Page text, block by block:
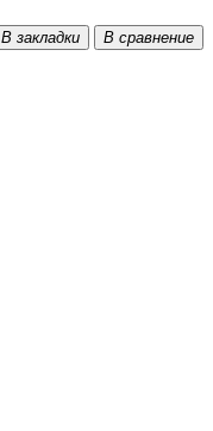
В закладки В сравнение